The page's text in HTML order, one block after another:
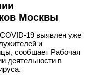
Москвы
19 выявлен уже
и
сообщает Рабочая
деятельности в